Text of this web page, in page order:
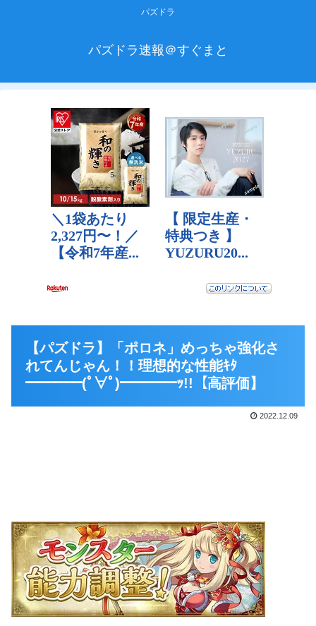
パズドラ
パズドラ速報＠すぐまと
【パズドラ】「ポロネ」めっちゃ強化さ
れてんじゃん！！理想的な性能ｷﾀ
━━━━(ﾟ∀ﾟ)━━━━ｯ!!【高評価】
2022.12.09